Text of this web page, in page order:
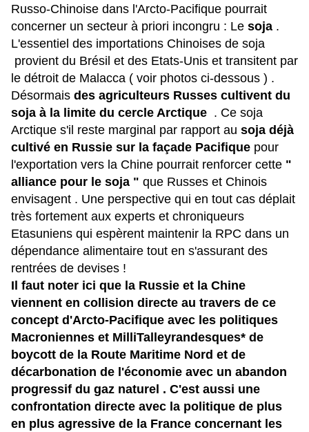
Russo-Chinoise dans l'Arcto-Pacifique pourrait
concerner un secteur à priori incongru : Le soja .
L'essentiel des importations Chinoises de soja
provient du Brésil et des Etats-Unis et transitent par
le détroit de Malacca ( voir photos ci-dessous ) .
Désormais des agriculteurs Russes cultivent du
soja à la limite du cercle Arctique . Ce soja
Arctique s'il reste marginal par rapport au soja déjà
cultivé en Russie sur la façade Pacifique pour
l'exportation vers la Chine pourrait renforcer cette "
alliance pour le soja " que Russes et Chinois
envisagent . Une perspective qui en tout cas déplait
très fortement aux experts et chroniqueurs
Etasuniens qui espèrent maintenir la RPC dans un
dépendance alimentaire tout en s'assurant des
rentrées de devises !
Il faut noter ici que la Russie et la Chine
viennent en collision directe au travers de ce
concept d'Arcto-Pacifique avec les politiques
Macroniennes et MilliTalleyrandesques* de
boycott de la Route Maritime Nord et de
décarbonation de l'économie avec un abandon
progressif du gaz naturel . C'est aussi une
confrontation directe avec la politique de plus
en plus agressive de la France concernant les